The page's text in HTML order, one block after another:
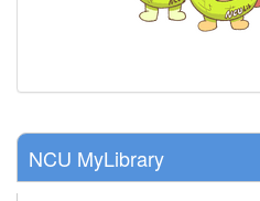
NCU MyLibrary